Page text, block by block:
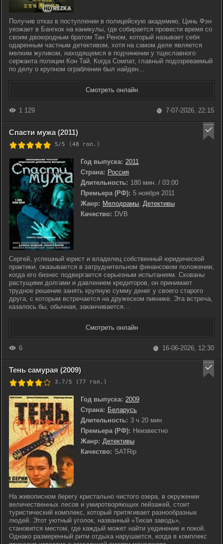
Получив отказ в поступлении в полицейскую академию, Цинь Фэн
уезжает в Бангкок на каникулы, где собирается провести время со
своим двоюродным братом Тан Реном, который называет себя
одаренным частным детективом, хотя на самом деле является
мелким жуликом, находящемся в подчинении у тщеславного
сержанта полиции Кон Тай. Когда Сомпат, главный подозреваемый
по делу о крупном ограблении был найден...
Смотреть онлайн
1 129 7-07-2026, 22:15
Спасти мужа (2011)
5/5 (48 гол.)
Год выпуска: 2011
Страна: Россия
Длительность: 180 мин. / 03:00
Премьера (РФ): 5 ноября 2011
Жанр: Мелодрамы, Детективы
Качество: DVB
Сергей, успешный юрист и владелец собственный юридической
практики, оказывается в затруднительном финансовом положении,
когда его бизнес подвергается серьезным испытаниям. Скованы
растущими долгами и давлением кредиторов, он принимает
трудное решение занять крупную сумму денег у своего старого
друга, с которым встречается на дружеском пикнике. Эта встреча,
казалось бы, обычная, заканчивается...
Смотреть онлайн
6 16-06-2026, 12:30
Тень самурая (2009)
3.7/5 (77 гол.)
Год выпуска: 2009
Страна: Беларусь
Длительность: 3 ч 20 мин
Премьера (РФ): Неизвестно
Жанр: Детективы
Качество: SATRip
На живописном берегу кристально чистого озера, в окружении
величественных лесов и умиротворяющих пейзажей, стоит
туристический комплекс, который притягивает разнообразных
людей. Этот уютный уголок, названный «Тихая заводь»,
становится местом, где каждый может найти уединение и покой.
Однако размеренный ритм отдыха нарушается, когда в комплекс